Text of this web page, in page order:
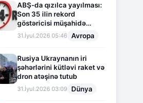
ABŞ-da qızılca yayılması:
Son 35 ilin rekord
göstəricisi müşahidə
olunur
31.İyul.2026 05:46 Avropa
Rusiya Ukraynanın iri
şəhərlərini kütləvi raket və
dron atəşinə tutub
31.İyul.2026 03:09 Dünya